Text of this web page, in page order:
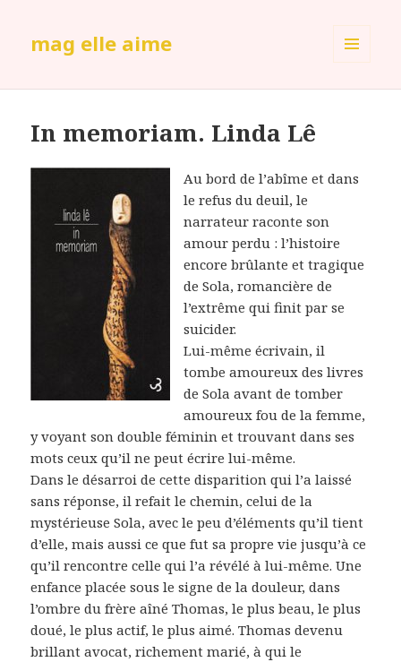
mag elle aime
In memoriam. Linda Lê
Au bord de l’abîme et dans
le refus du deuil, le
narrateur raconte son
amour perdu : l’histoire
encore brûlante et tragique
de Sola, romancière de
l’extrême qui finit par se
suicider.
Lui-même écrivain, il
tombe amoureux des livres
de Sola avant de tomber
amoureux fou de la femme,
y voyant son double féminin et trouvant dans ses
mots ceux qu’il ne peut écrire lui-même.
Dans le désarroi de cette disparition qui l’a laissé
sans réponse, il refait le chemin, celui de la
mystérieuse Sola, avec le peu d’éléments qu’il tient
d’elle, mais aussi ce que fut sa propre vie jusqu’à ce
qu’il rencontre celle qui l’a révélé à lui-même. Une
enfance placée sous le signe de la douleur, dans
l’ombre du frère aîné Thomas, le plus beau, le plus
doué, le plus actif, le plus aimé. Thomas devenu
brillant avocat, richement marié, à qui le